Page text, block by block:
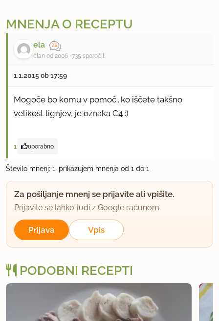
MNENJA O RECEPTU
ela
član od 2006 735 sporočil
1.1.2015 ob 17:59
Mogoče bo komu v pomoč...ko iščete takšno
velikost lignjev, je oznaka C4 :)
1 uporabno
Število mnenj: 1, prikazujem mnenja od 1 do 1
Za pošiljanje mnenj se prijavite ali vpišite.
Prijavite se lahko tudi z Google računom.
Prijava Vpis
PODOBNI RECEPTI